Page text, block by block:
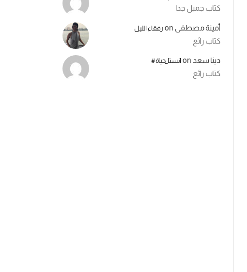
كتاب جميل جدا
أمينة مصطفى on رفقاء الليل
كتاب رائع
دينا سعد onانستا_حياة#
كتاب رائع